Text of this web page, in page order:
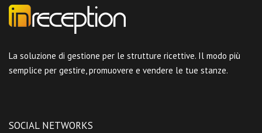
La soluzione di gestione per le strutture ricettive. Il modo più
semplice per gestire, promuovere e vendere le tue stanze.
SOCIAL NETWORKS